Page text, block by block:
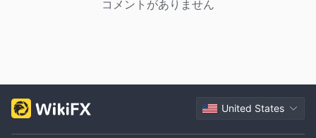
コメントがありません
United States